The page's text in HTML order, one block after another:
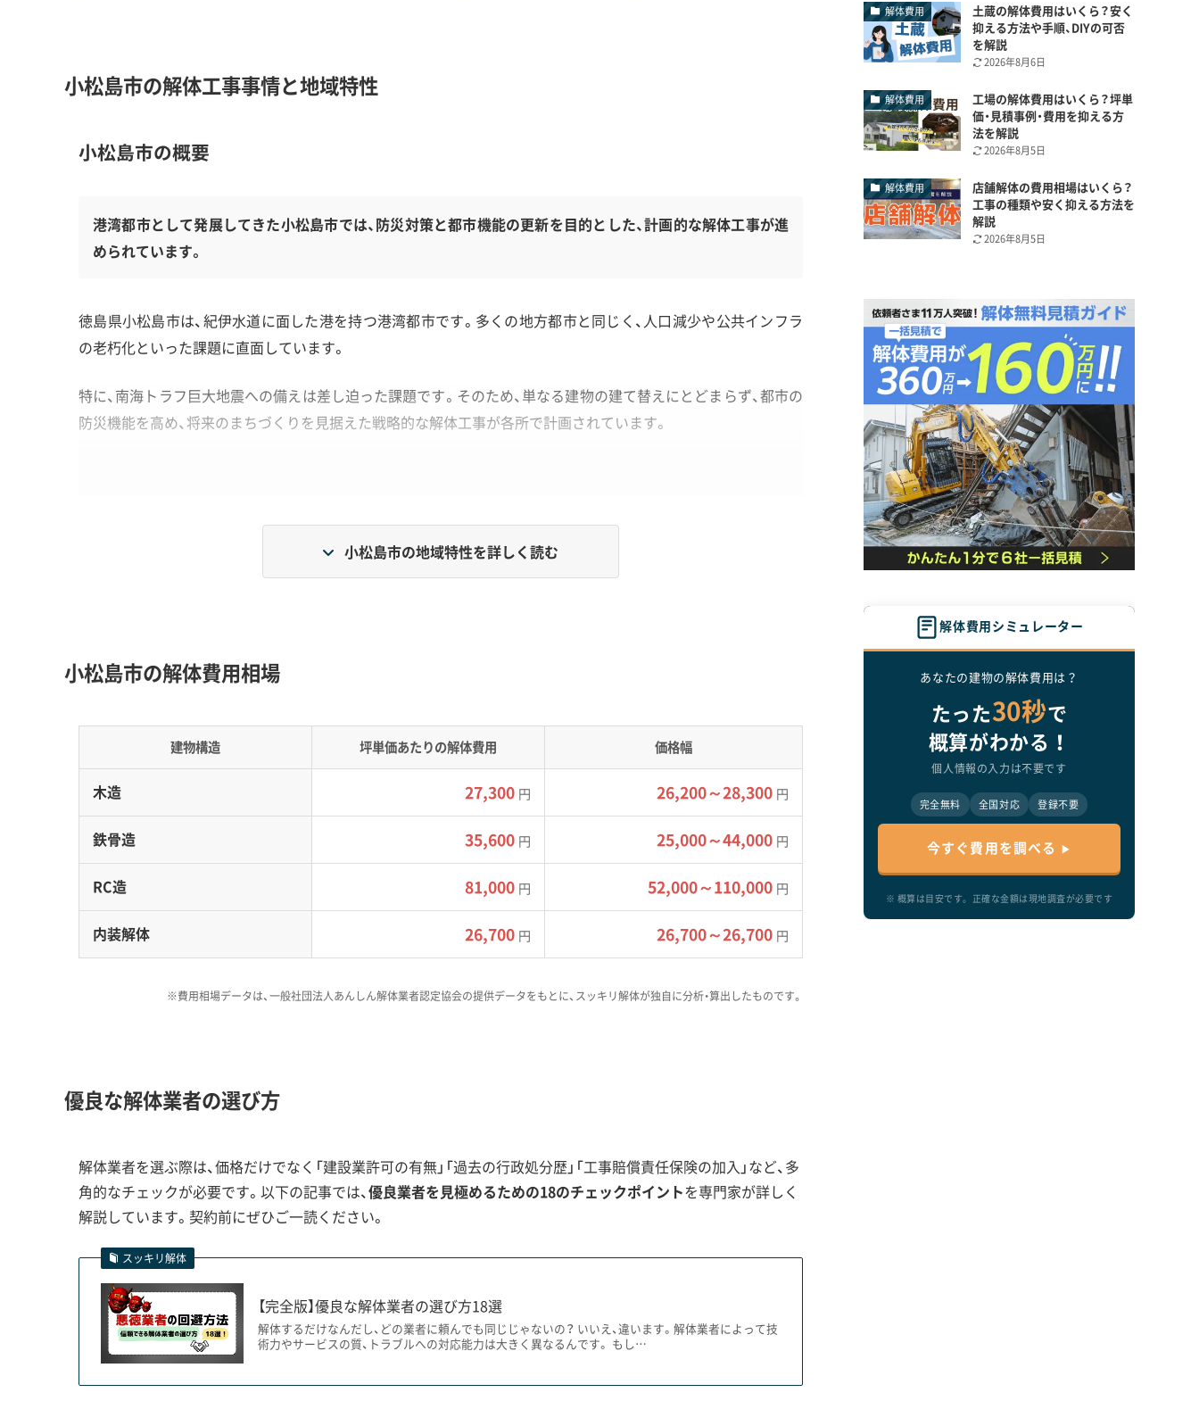
小松島市の解体工事事情と地域特性
小松島市の概要
港湾都市として発展してきた小松島市では、防災対策と都市機能の更新を目的とした、計画的な解体工事が進
められています。
徳島県小松島市は、紀伊水道に面した港を持つ港湾都市です。多くの地方都市と同じく、人口減少や公共インフラ
の老朽化といった課題に直面しています。
特に、南海トラフ巨大地震への備えは差し迫った課題です。そのため、単なる建物の建て替えにとどまらず、都市の
防災機能を高め、将来のまちづくりを見据えた戦略的な解体工事が各所で計画されています。
地形の特徴：徳島県の東部・都市圏エリアに属し、吉野川が形成した軟弱な地盤が広がっています。このため、建
物の基礎に長い杭が使われていることがあり、その撤去に追加の費用や工期が必要になることがあります。
道路事情：市内には、地震の際に避難や緊急車両の通行を妨げるおそれのある、狭い道路に面した住宅地も存在
します。特に、通学路や避難路沿いの安全確保は重要な課題です。
費用への影響：
狭い道路に面した現場では、大型の重機が入れず、小型重機での作業や手作業での解体が必要に
なることがあります。これにより工期が長引き、人件費が増える傾向があります。また、隣家との距離が近い場
合は、騒音や粉塵対策のための養生費用も通常より高くなることがあります。
運営者 稲垣
港や公園の再整備のような大規模プロジェクトが動いているエリアでは、
周辺の解体需要も高まる傾向があります。特に、小松島市で計画されてい
るような「部分的解体」や「スケルトン解体」は、どの業者でもできるわけで
はありません。私がこれまで見てきた事例でも、技術力のある業者からス
徳島小松島港の機能転換やステーションパークの再整備といった、市の将来像を描く大規模プロジェクトに伴
小松島市では、都市の未来を形作るための大規模な再整備計画が進行中です。それに伴い、解体工事が重要な役割
を担っています。
一つは、市の産業基盤である「徳島小松島港」の機能転換です。将来の物流ニーズ（船舶の大型化や洋上風力発電関
小松島市の地域特性を詳しく読む
小松島市の解体費用相場
建物構造 坪単価あたりの解体費用 価格幅
木造 27,300 円 26,200～28,300 円
鉄骨造 35,600 円 25,000～44,000 円
RC造 81,000 円 52,000～110,000 円
内装解体 26,700 円 26,700～26,700 円
※費用相場データは、一般社団法人あんしん解体業者認定協会の提供データをもとに、スッキリ解体が独自に分析・算出したものです。
優良な解体業者の選び方
解体業者を選ぶ際は、価格だけでなく「建設業許可の有無」「過去の行政処分歴」「工事賠償責任保険の加入」など、多
角的なチェックが必要です。以下の記事では、優良業者を見極めるための18のチェックポイントを専門家が詳しく
解説しています。契約前にぜひご一読ください。
スッキリ解体
【完全版】優良な解体業者の選び方18選
解体するだけなんだし、どの業者に頼んでも同じじゃないの？ いいえ、違います。解体業者によって技
術力やサービスの質、トラブルへの対応能力は大きく異なるんです。 もし…
解体費用
土蔵の解体費用はいくら？安く
抑える方法や手順、DIYの可否
を解説
2026年8月6日
解体費用
工場の解体費用はいくら？坪単
価・見積事例・費用を抑える方
法を解説
2026年8月5日
解体費用
店舗解体の費用相場はいくら？
工事の種類や安く抑える方法を
解説
2026年8月5日
解体費用シミュレーター
あなたの建物の解体費用は？
たった30秒で
概算がわかる！
個人情報の入力は不要です
完全無料 全国対応 登録不要
今すぐ費用を調べる
※ 概算は目安です。正確な金額は現地調査が必要です